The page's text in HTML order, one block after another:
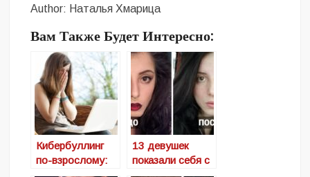
Author: Наталья Хмарица
Вам Также Будет Интересно:
Кибербуллинг
по-взрослому:
13 девушек
показали себя с